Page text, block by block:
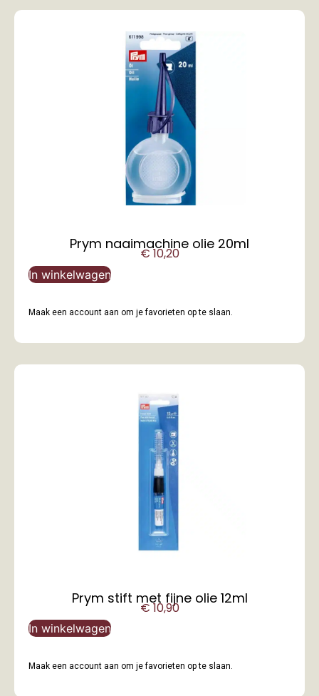
Prym naaimachine olie 20ml
€10,20
In winkelwagen
Maak een account aan om je favorieten op te slaan.
Prym stift met fijne olie 12ml
€10,90
In winkelwagen
Maak een account aan om je favorieten op te slaan.